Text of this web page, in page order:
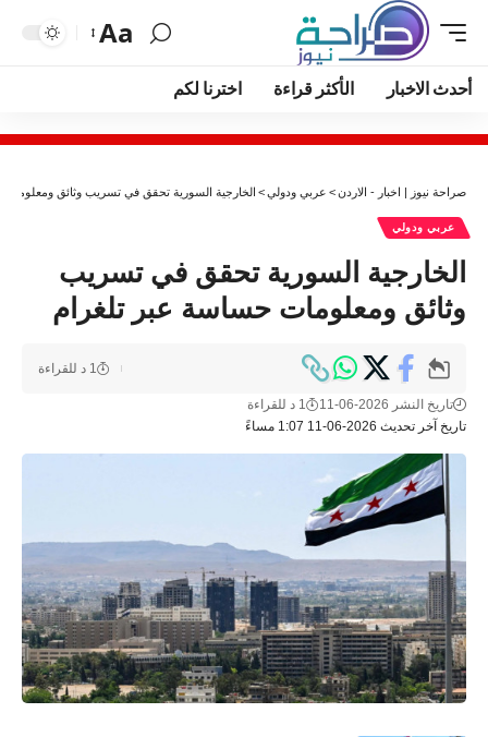
Aa
أحدث الاخبار الأكثر قراءة اخترنا لكم
صراحة نيوز | اخبار - الاردن> عربي ودولي> الخارجية السورية تحقق في تسريب وثائق
عربي ودولي
الخارجية السورية تحقق في تسريب
وثائق ومعلومات حساسة عبر تلغرام
تاريخ آخر تحديث 2026-06-11 1:07 مساءً
تاريخ النشر 2026-06-11 1 د للقراءة
1 د للقراءة